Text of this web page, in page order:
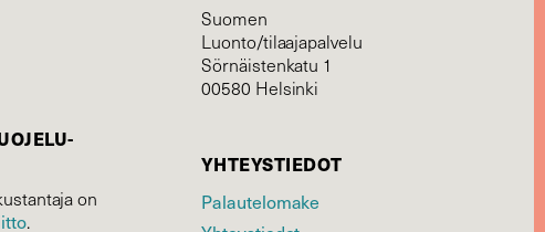
on
.
Suomen
Luonto/tilaajapalvelu
Sörnäistenkatu 1
00580 Helsinki
YHTEYSTIEDOT
Palautelomake